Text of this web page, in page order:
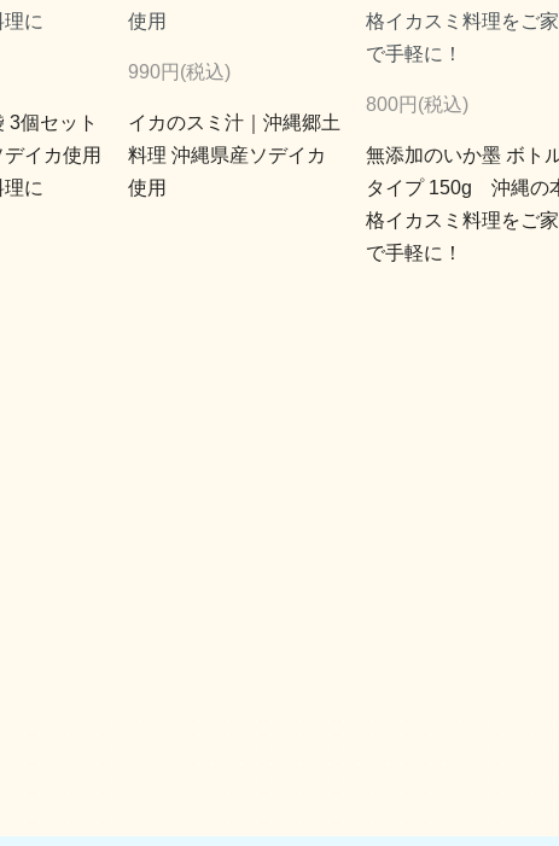
に
3個セット
デイカ使用
に
使用
990円(税込)
イカのスミ汁｜沖縄郷土
料理 沖縄県産ソデイカ
使用
格イカスミ料理をご
で手軽に！
800円(税込)
無添加のいか墨 ボト
タイプ 150g 沖縄の
格イカスミ料理をご
で手軽に！